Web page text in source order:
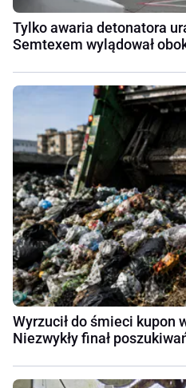
Tylko awaria detonatora
Semtexem wylądował
Wyrzucił do śmieci kupon
Niezwykły finał